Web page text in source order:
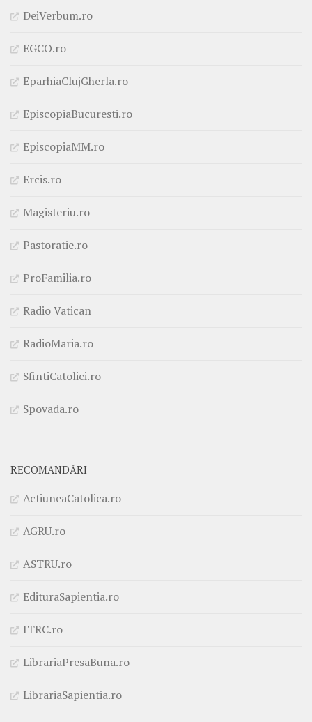
DeiVerbum.ro
EGCO.ro
EparhiaClujGherla.ro
EpiscopiaBucuresti.ro
EpiscopiaMM.ro
Ercis.ro
Magisteriu.ro
Pastoratie.ro
ProFamilia.ro
Radio Vatican
RadioMaria.ro
SfintiCatolici.ro
Spovada.ro
RECOMANDĂRI
ActiuneaCatolica.ro
AGRU.ro
ASTRU.ro
EdituraSapientia.ro
ITRC.ro
LibrariaPresaBuna.ro
LibrariaSapientia.ro